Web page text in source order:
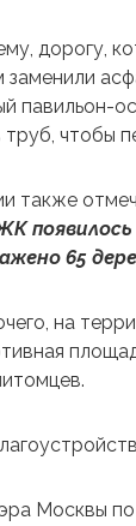
дорогу,
заменили
павильон-
чтобы
также
65
на
Москвы